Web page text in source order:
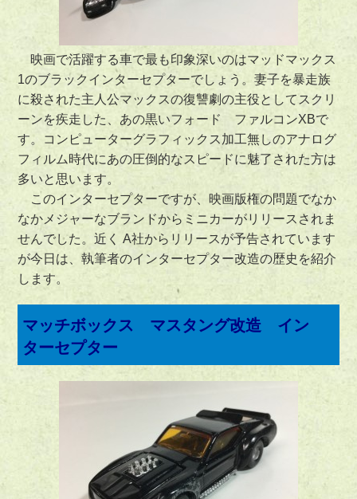
映画で活躍する車で最も印象深いのはマッドマックス
1のブラックインターセプターでしょう。妻子を暴走族
に殺された主人公マックスの復讐劇の主役としてスクリ
ーンを疾走した、あの黒いフォード ファルコンXBで
す。コンピューターグラフィックス加工無しのアナログ
フィルム時代にあの圧倒的なスピードに魅了された方は
多いと思います。
このインターセプターですが、映画版権の問題でなか
なかメジャーなブランドからミニカーがリリースされま
せんでした。近く A社からリリースが予告されています
が今日は、執筆者のインターセプター改造の歴史を紹介
します。
マッチボックス マスタング改造 イン
ターセプター